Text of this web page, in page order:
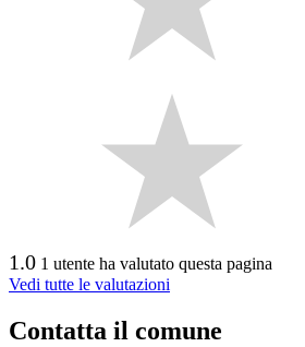
1.0 1 utente ha valutato questa pagina
Vedi tutte le valutazioni
Contatta il comune